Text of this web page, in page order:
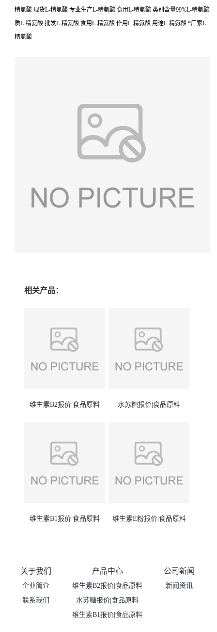
精氨酸 现货L-精氨酸 专业生产L-精氨酸 食用L-精氨酸 类别含量99%L-精氨酸
质L-精氨酸 批发L-精氨酸 食用L-精氨酸 作用L-精氨酸 用途L-精氨酸 *厂家L-
精氨酸
相关产品：
维生素B2报价|食品原料 水苏糖报价|食品原料
维生素B1报价|食品原料 维生素E粉报价|食品原料
关于我们
企业简介
联系我们
产品中心
维生素B2报价|食品原料
水苏糖报价|食品原料
维生素B1报价|食品原料
公司新闻
新闻资讯